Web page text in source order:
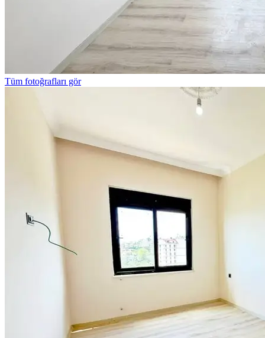
Tüm fotoğrafları gör